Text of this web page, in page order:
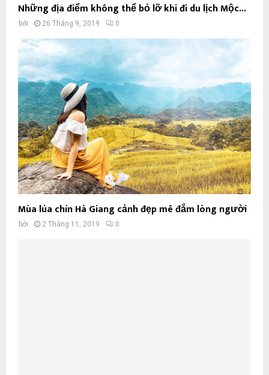
Những địa điểm không thể bỏ lỡ khi đi du lịch Mộc...
bởi 26 Tháng 9, 2019 0
Mùa lúa chín Hà Giang cảnh đẹp mê đắm lòng người
bởi 2 Tháng 11, 2019 0